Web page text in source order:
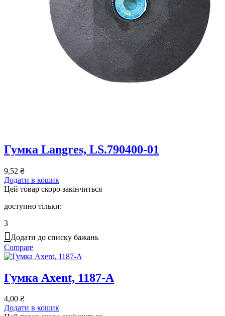
Гумка Langres, LS.790400-01
9,52 ₴
Додати в кошик
Цей товар скоро закінчиться
доступно тільки:
3
Додати до списку бажань
Compare
Гумка Axent, 1187-A
4,00 ₴
Додати в кошик